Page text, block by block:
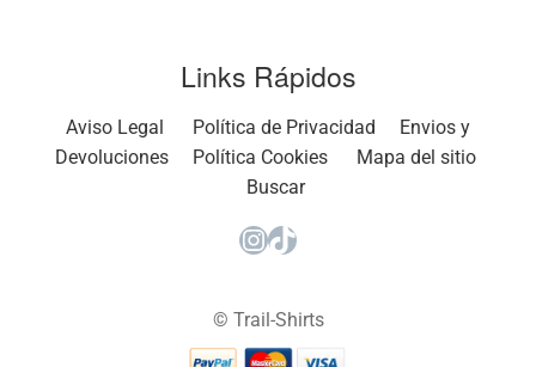
Links Rápidos
Aviso Legal Política de Privacidad
Envios y
Devoluciones
Política Cookies
Mapa del sitio
Buscar
Instagram
TikTok
© Trail-Shirts